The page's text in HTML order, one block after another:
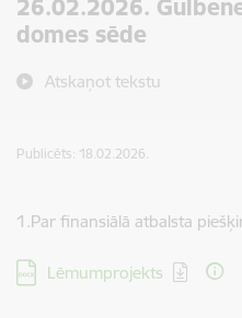
26.02.2026.
domes sēde
Atskaņot tekstu
Publicēts: 18.02.2026.
1.Par finansiālā atbalsta
Lejupielādēt:
Lēmumprojekts